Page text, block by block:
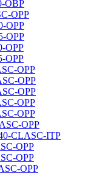
OBP
OPP
OPP
OPP
OPP
OPP
OPP
OPP
OPP
OPP
OPP
OPP
CLASC-ITP
OPP
OPP
OPP